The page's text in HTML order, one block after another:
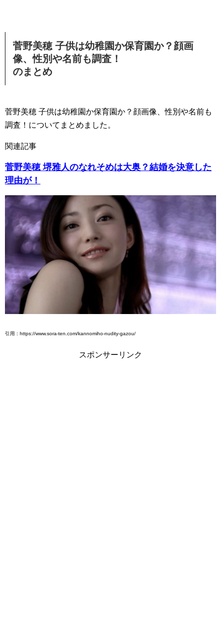
菅野美穂 子供は幼稚園か保育園か？顔画
像、性別や名前も調査！
のまとめ
菅野美穂 子供は幼稚園か保育園か？顔画像、性別や名前も
調査！についてまとめました。
関連記事
菅野美穂 堺雅人のなれそめは大奥？結婚を決意した
理由が！
引用：https://www.sora-ten.com/kannomiho-nudity-gazou/
スポンサーリンク